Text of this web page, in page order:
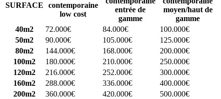
SURFACE
contemporaine
low cost
entrée de
gamme
moyen/haut de
gamme
40m2
72.000€ 84.000€
100.000€
50m2
90.000€ 105.000€
125.000€
80m2
144.000€ 168.000€
200.000€
100m2
180.000€ 210.000€
250.000€
120m2
216.000€ 252.000€
300.000€
160m2
288.000€ 336.000€
400.000€
200m2
360.000€ 420.000€ 500.000€